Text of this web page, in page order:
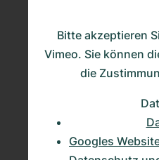
Bitte akzeptieren
Vimeo. Sie können
die
Googles